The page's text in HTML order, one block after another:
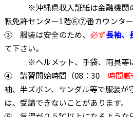
※沖縄県収入証紙は金融機関の
転免許センター1階⑥⑦番カウンター
③ 服装は安全のため、 必ず長袖、
て下さい。
※ヘルメット、手袋、雨具等は
④ 講習開始時間（08：30 時間厳
袖、半ズボン、サンダル等で服装が
は、受講できないことがあります。